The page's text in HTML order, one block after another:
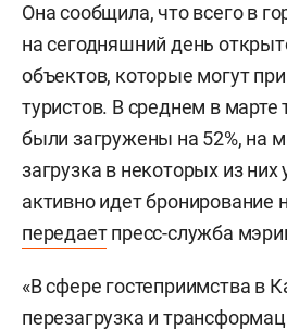
Она сообщила, что всего в
на сегодняшний день
объектов, которые могут
туристов. В среднем в марте
были загружены на 52%, на
загрузка в некоторых из
активно идет бронирование
передаетпресс-служба
«В сфере гостеприимства в
перезагрузка и